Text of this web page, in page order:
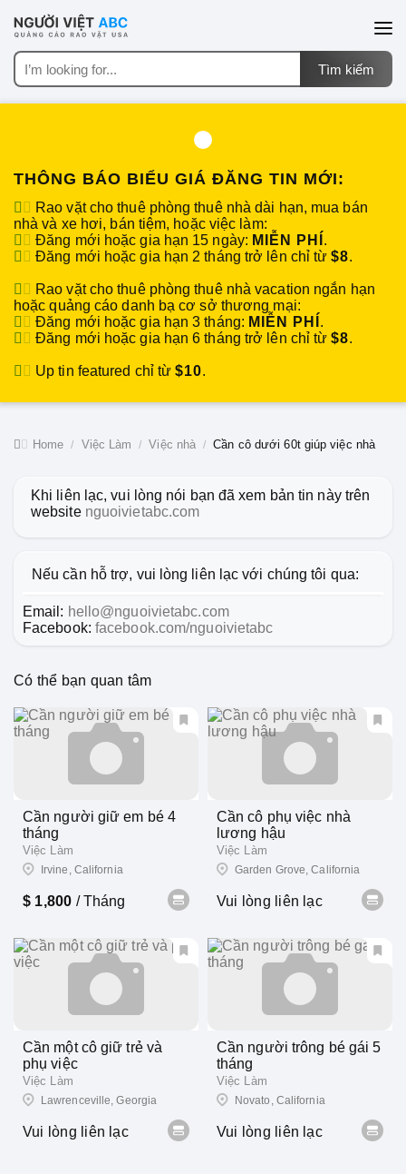
THÔNG BÁO BIỂU GIÁ ĐĂNG TIN MỚI:
Rao vặt cho thuê phòng thuê nhà dài hạn, mua bán
nhà và xe hơi, bán tiệm, hoặc việc làm:
Đăng mới hoặc gia hạn 15 ngày: MIỄN PHÍ .
Đăng mới hoặc gia hạn 2 tháng trở lên chỉ từ$8.
Rao vặt cho thuê phòng thuê nhà vacation ngắn hạn
hoặc quảng cáo danh bạ cơ sở thương mại:
Đăng mới hoặc gia hạn 3 tháng: MIỄN PHÍ .
Đăng mới hoặc gia hạn 6 tháng trở lên chỉ từ$8.
Up tin featured chỉ từ$10.
Home Việc Làm Việc nhà Cần cô dưới 60t giúp việc nhà
Khi liên lạc, vui lòng nói bạn đã xem bản tin này trên
website nguoivietabc.com
Nếu cần hỗ trợ, vui lòng liên lạc với chúng tôi qua:
Email: hello@nguoivietabc.com
Facebook: facebook.com/nguoivietabc
Có thể bạn quan tâm
Cần người giữ em bé 4
tháng
Việc Làm
Irvine, California
$ 1,800 / Tháng
Cần cô phụ việc nhà
lương hậu
Việc Làm
Garden Grove, California
Vui lòng liên lạc
Cần một cô giữ trẻ và
phụ việc
Việc Làm
Lawrenceville, Georgia
Vui lòng liên lạc
Cần người trông bé gái 5
tháng
Việc Làm
Novato, California
Vui lòng liên lạc